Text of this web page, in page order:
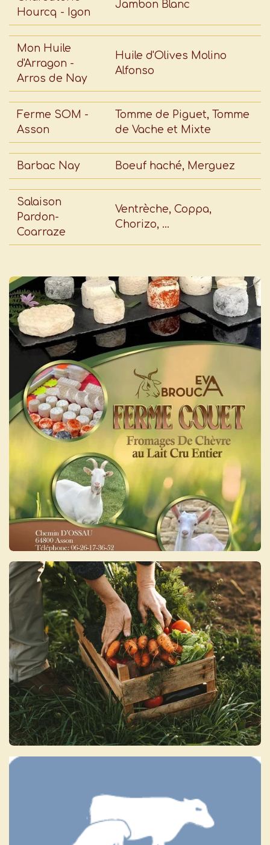
Hourcq - Igon
Jambon Blanc
Mon Huile
d'Arragon -
Arros de Nay
Huile d'Olives Molino
Alfonso
Ferme SOM -
Asson
Tomme de Piguet, Tomme
de Vache et Mixte
Barbac Nay Boeuf haché, Merguez
Salaison
Pardon-
Coarraze
Ventrèche, Coppa,
Chorizo, ...